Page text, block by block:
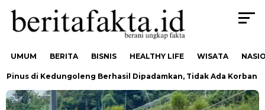
UMUM BERITA BISNIS HEALTHY LIFE WISATA
di Kedungoleng Berhasil Dipadamkan, Tidak Ada Korban